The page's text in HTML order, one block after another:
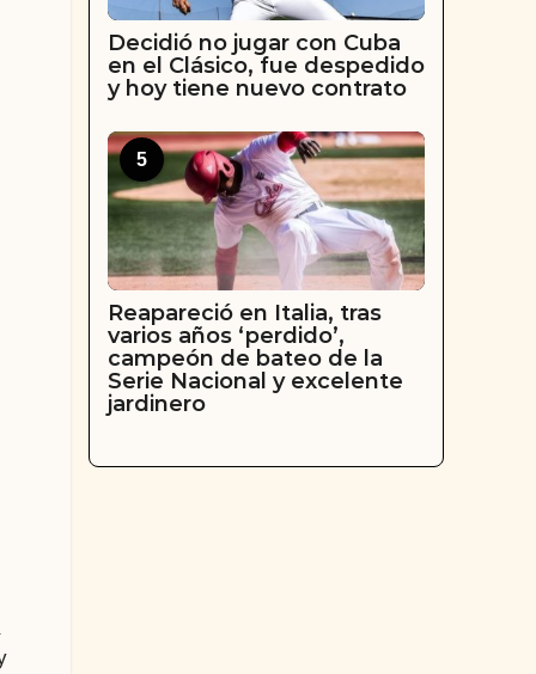
Decidió no jugar con Cuba
en el Clásico, fue despedido
y hoy tiene nuevo contrato
5
Reapareció en Italia, tras
varios años ‘perdido’,
campeón de bateo de la
Serie Nacional y excelente
jardinero